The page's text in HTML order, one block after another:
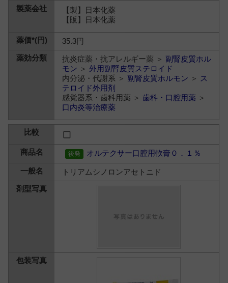
【製】日本化薬
【販】日本化薬
35.3円
抗炎症薬・抗アレルギー薬 ＞ 副腎皮質ホル
モン ＞外用副腎皮質ステロイド
内分泌・代謝系 ＞ 副腎皮質ホルモン ＞ ス
テロイド外用剤
感覚器系・歯科用薬 ＞歯科・口腔用薬 ＞
口内炎等治療薬
オルテクサー口腔用軟膏０．１％
トリアムシノロンアセトニド